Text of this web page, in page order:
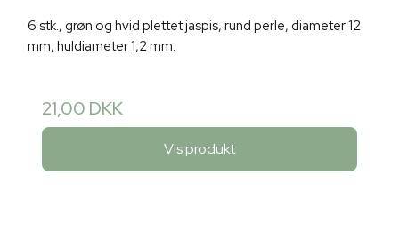
6 stk., grøn og hvid plettet jaspis, rund perle, diameter 12
mm, huldiameter 1,2 mm.
21,00 DKK
Vis produkt